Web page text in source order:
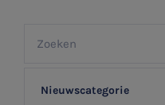
Nieuwscategorie